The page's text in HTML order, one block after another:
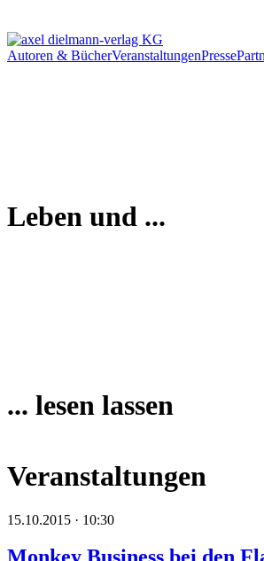
Autoren & BücherVeranstaltungenPresse
Leben und ...
... lesen lassen
Veranstaltungen
15.10.2015 · 10:30